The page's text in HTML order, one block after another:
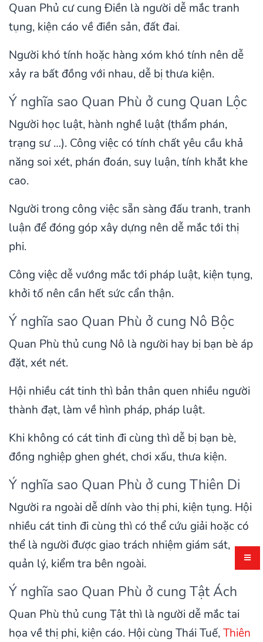
Quan Phủ cư cung Điền là người dễ mắc tranh
tụng, kiện cáo về điền sản, đất đai.
Người khó tính hoặc hàng xóm khó tính nên dễ
xảy ra bất đồng với nhau, dễ bị thưa kiện.
Ý nghĩa sao Quan Phù ở cung Quan Lộc
Người học luật, hành nghề luật (thẩm phán,
trạng sư …). Công việc có tính chất yêu cầu khả
năng soi xét, phán đoán, suy luận, tính khắt khe
cao.
Người trong công việc sẵn sàng đấu tranh, tranh
luận để đóng góp xây dựng nên dễ mắc tới thị
phi.
Công việc dễ vướng mắc tới pháp luật, kiện tụng,
khởi tố nên cần hết sức cẩn thận.
Ý nghĩa sao Quan Phù ở cung Nô Bộc
Quan Phù thủ cung Nô là người hay bị bạn bè áp
đặt, xét nét.
Hội nhiều cát tinh thì bản thân quen nhiều người
thành đạt, làm về hình pháp, pháp luật.
Khi không có cát tinh đi cùng thì dễ bị bạn bè,
đồng nghiệp ghen ghét, chơi xấu, thưa kiện.
Ý nghĩa sao Quan Phù ở cung Thiên Di
Người ra ngoài dễ dính vào thị phi, kiện tụng. Hội
nhiều cát tinh đi cùng thì có thể cứu giải hoặc có
thể là người được giao trách nhiệm giám sát,
quản lý, kiểm tra bên ngoài.
Ý nghĩa sao Quan Phù ở cung Tật Ách
Quan Phù thủ cung Tật thì là người dễ mắc tai
họa về thị phi, kiện cáo. Hội cùng Thái Tuế,Thiên